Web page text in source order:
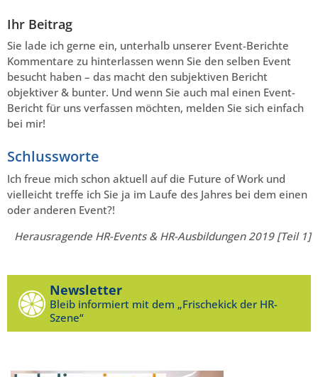
Ihr Beitrag
Sie lade ich gerne ein, unterhalb unserer Event-Berichte
Kommentare zu hinterlassen wenn Sie den selben Event
besucht haben – das macht den subjektiven Bericht
objektiver & bunter. Und wenn Sie auch mal einen Event-
Bericht für uns verfassen möchten, melden Sie sich einfach
bei mir!
Schlussworte
Ich freue mich schon aktuell auf die Future of Work und
vielleicht treffe ich Sie ja im Laufe des Jahres bei dem einen
oder anderen Event?!
Herausragende HR-Events & HR-Ausbildungen 2019 [Teil 1]
Newsletter
Bleib informiert mit dem „Frischekick der HR-
Szene“